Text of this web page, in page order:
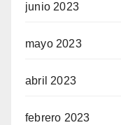
junio 2023
mayo 2023
abril 2023
febrero 2023